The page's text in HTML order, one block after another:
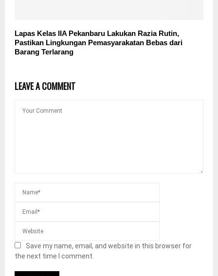
Lapas Kelas IIA Pekanbaru Lakukan Razia Rutin,
Pastikan Lingkungan Pemasyarakatan Bebas dari
Barang Terlarang
LEAVE A COMMENT
Save my name, email, and website in this browser for
the next time I comment.